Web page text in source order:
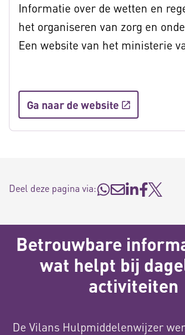
Informatie over de wetten en
het organiseren van zorg en
Een website van het ministerie
Ga naar de website
Deel deze pagina via:
Betrouwbare
wat helpt bij
activiteiten
De Vilans Hulpmiddelenwijzer